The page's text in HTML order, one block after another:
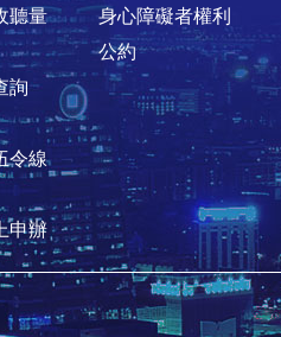
聽量
詢
令線
申辦
身心障礙者權利
公約